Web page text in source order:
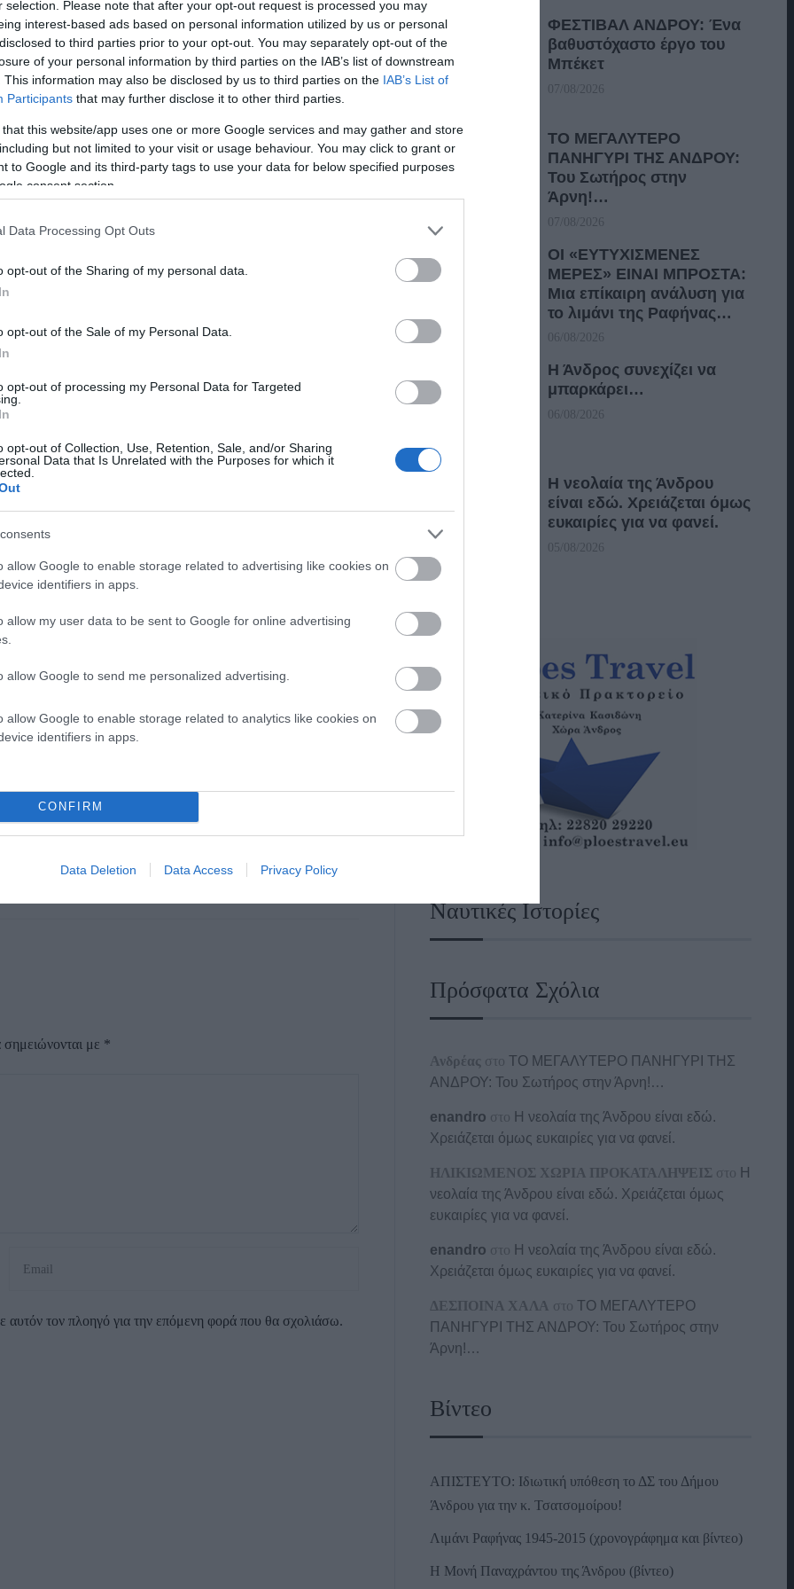
selection. Please note that after your opt-out request is processed you may
interest-based ads based on personal information utilized by us or personal
to third parties prior to your opt-out. You may separately opt-out of the
of your personal information by third parties on the IAB’s list of downstream
This information may also be disclosed by us to third parties on the IAB’s List of
Participants that may further disclose it to other third parties.
that this website/app uses one or more Google services and may gather and store
but not limited to your visit or usage behaviour. You may click to grant or
to Google and its third-party tags to use your data for below specified purposes
consent section.
Data Processing Opt Outs
opt-out of the Sharing of my personal data.
opt-out of the Sale of my Personal Data.
opt-out of processing my Personal Data for Targeted
opt-out of Collection, Use, Retention, Sale, and/or Sharing
Data that Is Unrelated with the Purposes for which it
allow Google to enable storage related to advertising like cookies on
identifiers in apps.
allow my user data to be sent to Google for online advertising
allow Google to send me personalized advertising.
allow Google to enable storage related to analytics like cookies on
identifiers in apps.
CONFIRM
Data Deletion Data Access Privacy Policy
καιρική μεταβολή να επηρεάζει τη χώρα μας καθώς θα
τσουχτερό κρύο
μιας και ατμοσφαιρικό βουνό θα καλύψει μεγάλο
σε πολικές αέριες μάζες να κινηθούν νοτιότερα
ένα πεδίο υψηλών βαρομετρικών πιέσεων το οποίο
γράμματος Ωμέγα και γι’ αυτό στην Μετεωρολογία
πτώση του υδραργύρου που ενδεχομένως
από τους νοτιάδες και την αφρικανική σκόνη θα
σε χαμηλά υψόμετρα. Η εξέλιξη αυτή θα οδηγήσει και
χώρα τη νύχτα και το πρωί γεγονός το οποίο
πρέπει να πάρουν τα κατάλληλα μέτρα για να
διάγραμμα που ακολουθεί, όπου οι
που θα ακολουθήσει τη νέα εβδομάδα.»
με *
τον πλοηγό για την επόμενη φορά που θα σχολιάσω.
ΦΕΣΤΙΒΑΛ ΑΝΔΡΟΥ: Ένα
βαθυστόχαστο έργο του
Μπέκετ
07/08/2026
ΤΟ ΜΕΓΑΛΥΤΕΡΟ
ΠΑΝΗΓΥΡΙ ΤΗΣ ΑΝΔΡΟΥ:
Του Σωτήρος στην
Άρνη!…
07/08/2026
ΟΙ «ΕΥΤΥΧΙΣΜΕΝΕΣ
ΜΕΡΕΣ» ΕΙΝΑΙ ΜΠΡΟΣΤΑ:
Μια επίκαιρη ανάλυση για
το λιμάνι της Ραφήνας…
06/08/2026
Η Άνδρος συνεχίζει να
μπαρκάρει…
06/08/2026
Η νεολαία της Άνδρου
είναι εδώ. Χρειάζεται όμως
ευκαιρίες για να φανεί.
05/08/2026
Ναυτικές Ιστορίες
Πρόσφατα Σχόλια
Ανδρέας στοΤΟ ΜΕΓΑΛΥΤΕΡΟ ΠΑΝΗΓΥΡΙ ΤΗΣ
ΑΝΔΡΟΥ: Του Σωτήρος στην Άρνη!…
enandro στο Η νεολαία της Άνδρου είναι εδώ.
Χρειάζεται όμως ευκαιρίες για να φανεί.
ΗΛΙΚΙΩΜΕΝΟΣ ΧΩΡΙΑ ΠΡΟΚΑΤΑΛΗΨΕΙΣ στο Η
νεολαία της Άνδρου είναι εδώ. Χρειάζεται όμως
ευκαιρίες για να φανεί.
enandro στο Η νεολαία της Άνδρου είναι εδώ.
Χρειάζεται όμως ευκαιρίες για να φανεί.
ΔΕΣΠΟΙΝΑ ΧΑΛΑ στοΤΟ ΜΕΓΑΛΥΤΕΡΟ
ΠΑΝΗΓΥΡΙ ΤΗΣ ΑΝΔΡΟΥ: Του Σωτήρος στην
Άρνη!…
Βίντεο
ΑΠΙΣΤΕΥΤΟ: Ιδιωτική υπόθεση το ΔΣ του Δήμου
Άνδρου για την κ. Τσατσομοίρου!
Λιμάνι Ραφήνας 1945-2015 (χρονογράφημα και βίντεο)
Η Μονή Παναχράντου της Άνδρου (βίντεο)